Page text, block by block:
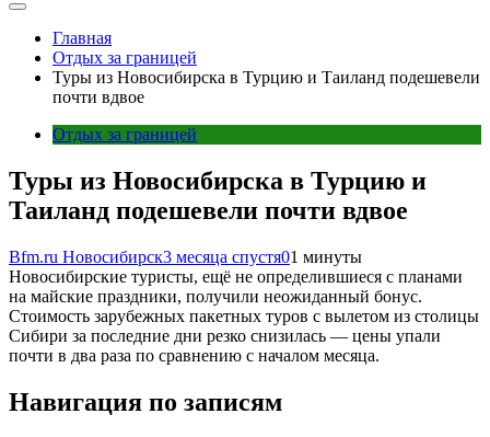
Главная
Отдых за границей
Туры из Новосибирска в Турцию и Таиланд подешевели
почти вдвое
Отдых за границей
Туры из Новосибирска в Турцию и
Таиланд подешевели почти вдвое
Bfm.ru Новосибирск3 месяца спустя01 минуты
Новосибирские туристы, ещё не определившиеся с планами
на майские праздники, получили неожиданный бонус.
Стоимость зарубежных пакетных туров с вылетом из столицы
Сибири за последние дни резко снизилась — цены упали
почти в два раза по сравнению с началом месяца.
Навигация по записям